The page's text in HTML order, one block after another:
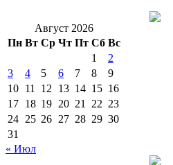
Август 2026
Пн Вт Ср Чт Пт Сб Вс
1
2
3
4 5 6 7 8
9
10 11 12 13 14 15 16
17 18 19 20 21 22 23
24 25 26 27 28 29 30
31
« Июл